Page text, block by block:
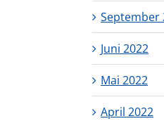
September
Juni 2022
Mai 2022
April 2022